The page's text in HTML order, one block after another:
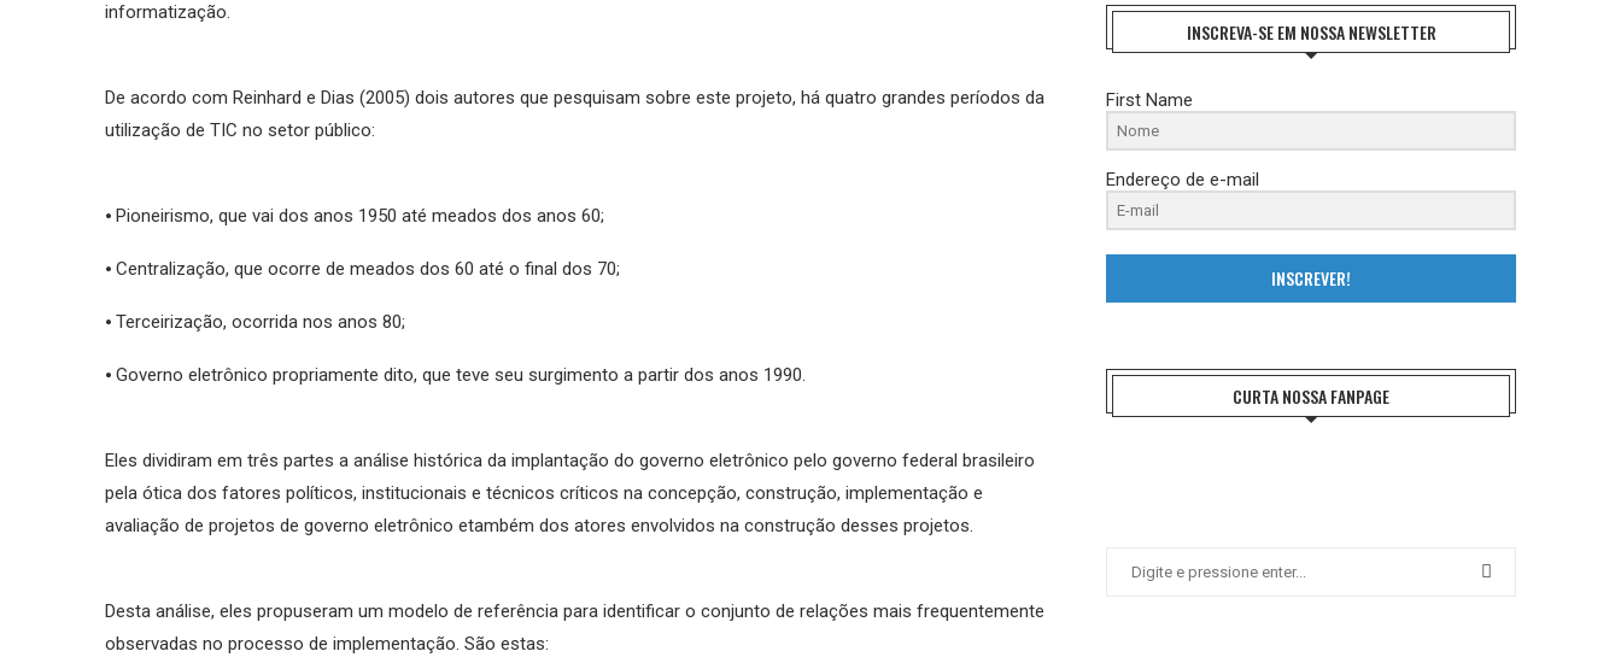
informatização.
De acordo com Reinhard e Dias (2005) dois autores que pesquisam sobre este projeto, há quatro grandes períodos da
utilização de TIC no setor público:
⦁ Pioneirismo, que vai dos anos 1950 até meados dos anos 60;
⦁ Centralização, que ocorre de meados dos 60 até o final dos 70;
⦁ Terceirização, ocorrida nos anos 80;
⦁ Governo eletrônico propriamente dito, que teve seu surgimento a partir dos anos 1990.
Eles dividiram em três partes a análise histórica da implantação do governo eletrônico pelo governo federal brasileiro
pela ótica dos fatores políticos, institucionais e técnicos críticos na concepção, construção, implementação e
avaliação de projetos de governo eletrônico etambém dos atores envolvidos na construção desses projetos.
Desta análise, eles propuseram um modelo de referência para identificar o conjunto de relações mais frequentemente
observadas no processo de implementação. São estas:
INSCREVA-SE EM NOSSA NEWSLETTER
First Name
Endereço de e-mail
INSCREVER!
CURTA NOSSA FANPAGE